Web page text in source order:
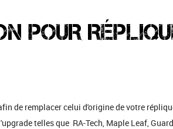
POUR
de remplacer celui d'origine de votre
telles que RA-Tech, Maple Leaf,